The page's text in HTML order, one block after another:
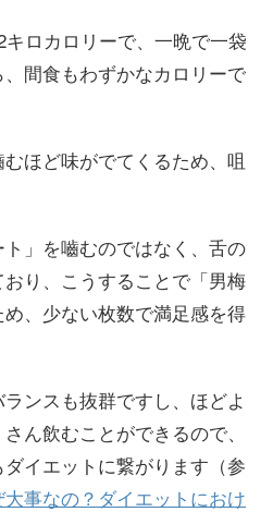
ロカロリーで、一晩で一袋
間食もわずかなカロリーで
ほど味がでてくるため、咀
」を嚙むのではなく、舌の
おり、こうすることで「男梅
、少ない枚数で満足感を得
ンスも抜群ですし、ほどよ
ん飲むことができるので、
イエットに繋がります（参
事なの？ダイエットにおけ